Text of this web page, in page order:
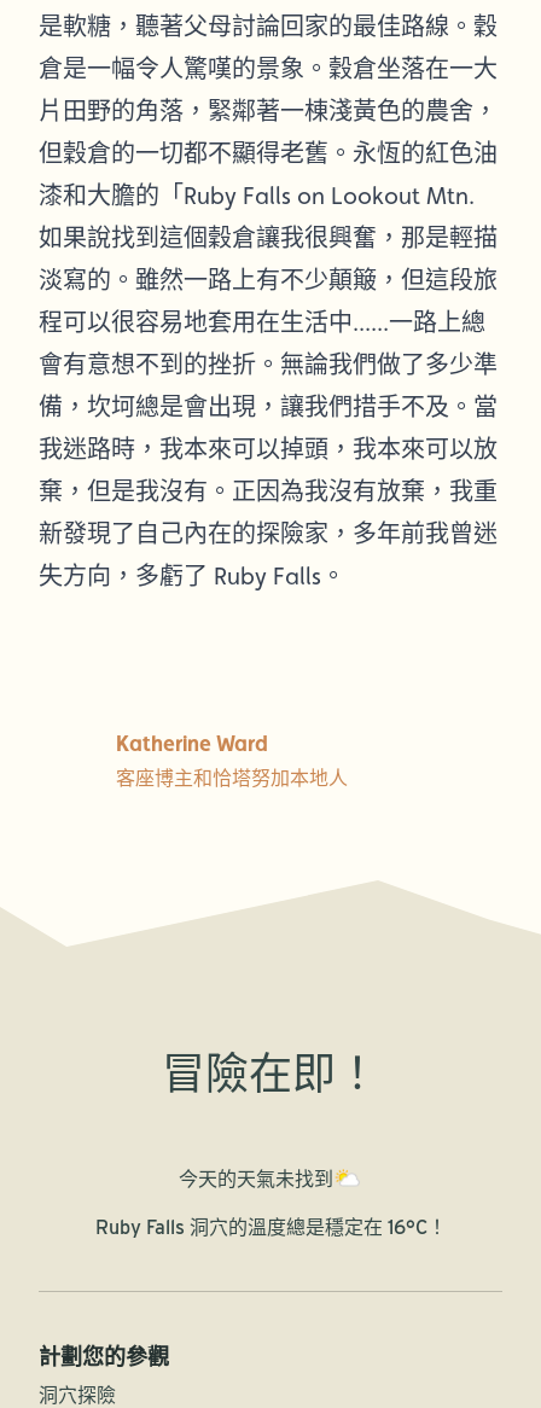
是軟糖，聽著父母討論回家的最佳路線。穀
倉是一幅令人驚嘆的景象。穀倉坐落在一大
片田野的角落，緊鄰著一棟淺黃色的農舍，
但穀倉的一切都不顯得老舊。永恆的紅色油
漆和大膽的「Ruby Falls on Lookout Mtn.
如果說找到這個穀倉讓我很興奮，那是輕描
淡寫的。雖然一路上有不少顛簸，但這段旅
程可以很容易地套用在生活中......一路上總
會有意想不到的挫折。無論我們做了多少準
備，坎坷總是會出現，讓我們措手不及。當
我迷路時，我本來可以掉頭，我本來可以放
棄，但是我沒有。正因為我沒有放棄，我重
新發現了自己內在的探險家，多年前我曾迷
失方向，多虧了 Ruby Falls。
Katherine Ward
客座博主和恰塔努加本地人
冒險在即！
今天的天氣未找到
Ruby Falls 洞穴的溫度總是穩定在 16°C！
計劃您的參觀
洞穴探險